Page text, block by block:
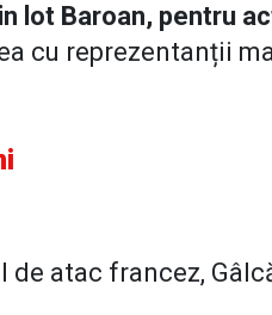
lot Baroan, pentru
cu reprezentanții
atac francez,